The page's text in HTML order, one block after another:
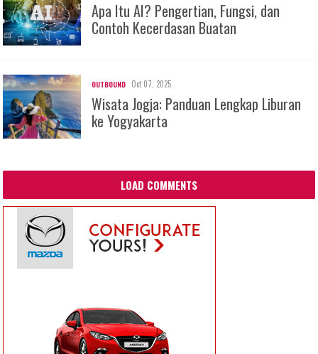
Apa Itu AI? Pengertian, Fungsi, dan
Contoh Kecerdasan Buatan
OUTBOUND Oct 07, 2025
Wisata Jogja: Panduan Lengkap Liburan
ke Yogyakarta
LOAD COMMENTS